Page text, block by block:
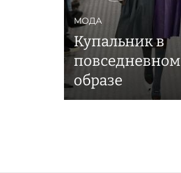
МОДА
Купальник в
повседневном
образе